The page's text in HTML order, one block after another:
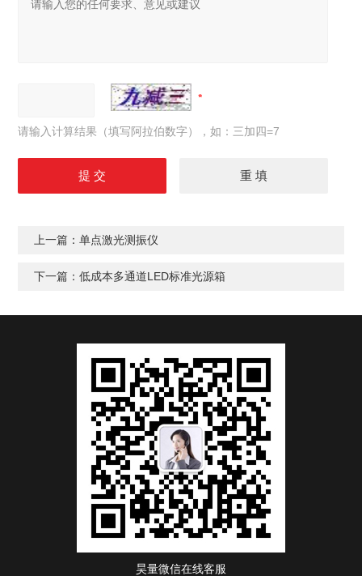
请输入计算结果（填写阿拉伯数字），如：三加四=7
上一篇：单点激光测振仪
下一篇：低成本多通道LED标准光源箱
昊量微信在线客服